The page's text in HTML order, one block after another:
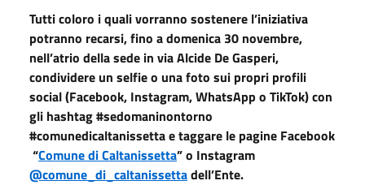
Tutti coloro i quali vorranno sostenere l’iniziativa
potranno recarsi, fino a domenica 30 novembre,
nell’atrio della sede in via Alcide De Gasperi,
condividere un selfie o una foto sui propri profili
social (Facebook, Instagram, WhatsApp o TikTok) con
gli hashtag #sedomaninontorno
#comunedicaltanissetta e taggare le pagine Facebook
“Comune di Caltanissetta” o Instagram
@comune_di_caltanissettadell’Ente.